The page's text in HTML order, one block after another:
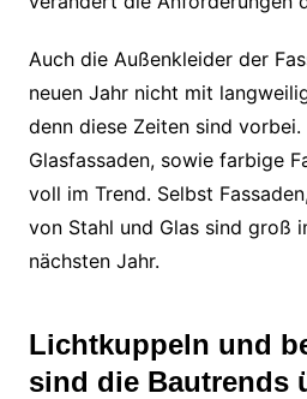
Auch die Außenkleider der
neuen Jahr nicht mit
denn diese Zeiten sind
Glasfassaden, sowie farbige
voll im Trend. Selbst
von Stahl und Glas sind groß
nächsten Jahr.
Lichtkuppeln und
sind die Bautrends